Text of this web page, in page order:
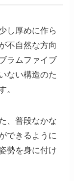
し厚めに作ら
不自然な方向
ラムファイブ
ない構造のた
。
、普段なかな
できるように
勢を身に付け